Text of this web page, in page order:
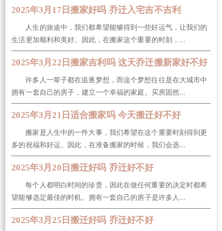
2025年3月17日搬家好吗 乔迁入宅吉不吉利
人生的旅途中，我们都希望能够得到一些好运气，让我们的
生活更加顺利和美好。因此，在搬家这个重要的时刻，...
2025年3月22日搬家吉利吗 这天乔迁搬新家好不好
许多人一辈子都在追逐梦想，而这个梦想往往是在大城市中
拥有一套自己的房子，建立一个幸福的家庭。买房固然...
2025年3月21日适合搬家吗 今天搬迁好不好
搬家是人生中的一件大事，我们希望在这个重要时刻得到更
多的祝福和好运。因此，在准备搬家的时候，我们会选...
2025年3月20日搬迁好吗 乔迁好不好
每个人都明白时间的珍贵，因此在做任何重要的决定时都希
望能够选定最佳的时机。拥有一套自己的房子是许多人...
2025年3月25日搬迁好吗 乔迁好不好